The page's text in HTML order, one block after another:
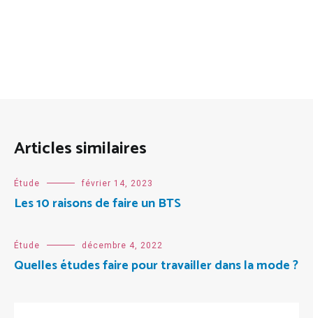
Articles similaires
Étude février 14, 2023
Les 10 raisons de faire un BTS
Étude décembre 4, 2022
Quelles études faire pour travailler dans la mode ?